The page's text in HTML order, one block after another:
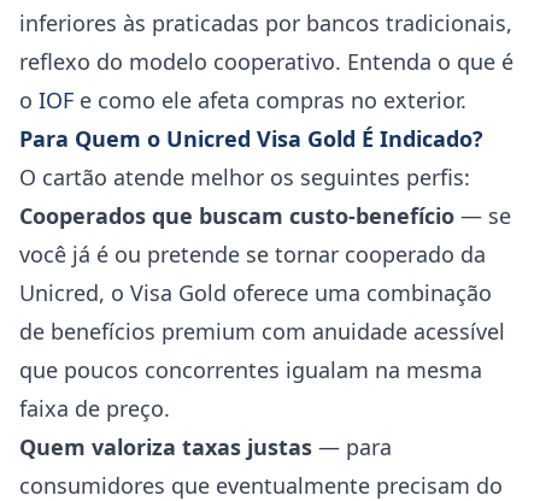
inferiores às praticadas por bancos tradicionais,
reflexo do modelo cooperativo. Entenda o que é
o IOF e como ele afeta compras no exterior.
Para Quem o Unicred Visa Gold É Indicado?
O cartão atende melhor os seguintes perfis:
Cooperados que buscam custo-benefício — se
você já é ou pretende se tornar cooperado da
Unicred, o Visa Gold oferece uma combinação
de benefícios premium com anuidade acessível
que poucos concorrentes igualam na mesma
faixa de preço.
Quem valoriza taxas justas — para
consumidores que eventualmente precisam do